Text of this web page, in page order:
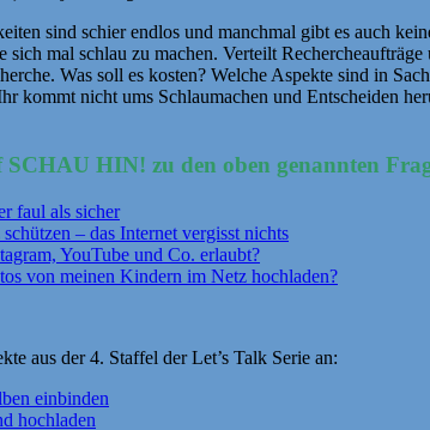
sind schier endlos und manchmal gibt es auch
sich mal schlau zu machen. Verteilt
Was soll es kosten? Welche Aspekte sind in
kommt nicht ums Schlaumachen und Entscheiden
HIN! zu den oben genannten
faul als sicher
– das Internet vergisst nichts
YouTube und Co. erlaubt?
von meinen Kindern im Netz hochladen?
aus der 4. Staffel der Let’s Talk Serie an:
einbinden
hochladen